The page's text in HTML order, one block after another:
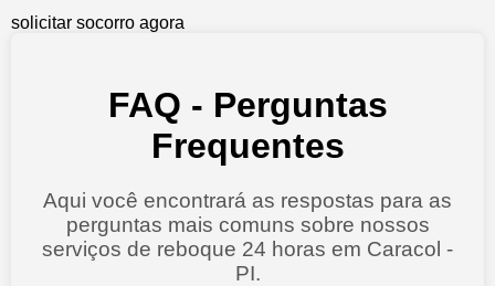
solicitar socorro agora
FAQ - Perguntas
Frequentes
Aqui você encontrará as respostas para as
perguntas mais comuns sobre nossos
serviços de reboque 24 horas em Caracol -
PI.